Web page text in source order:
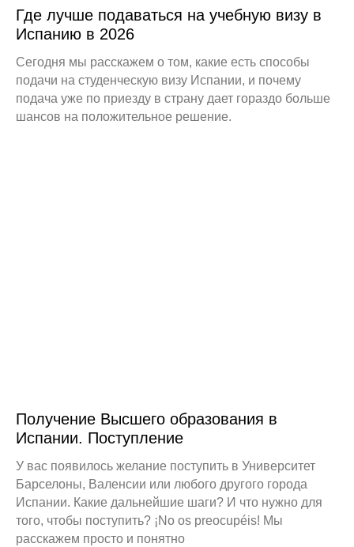
Где лучше подаваться на учебную визу в
Испанию в 2026
Сегодня мы расскажем о том, какие есть способы
подачи на студенческую визу Испании, и почему
подача уже по приезду в страну дает гораздо больше
шансов на положительное решение.
Получение Высшего образования в
Испании. Поступление
У вас появилось желание поступить в Университет
Барселоны, Валенсии или любого другого города
Испании. Какие дальнейшие шаги? И что нужно для
того, чтобы поступить? ¡No os preocupéis! Мы
расскажем просто и понятно